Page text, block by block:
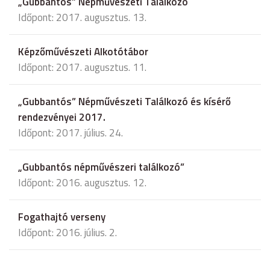
Időpont: 2017. augusztus. 13.
Képzőművészeti Alkotótábor
Időpont: 2017. augusztus. 11.
„Gubbantós” Népművészeti Találkozó és kísérő
rendezvényei 2017.
Időpont: 2017. július. 24.
„Gubbantós népművészeri találkozó”
Időpont: 2016. augusztus. 12.
Fogathajtó verseny
Időpont: 2016. július. 2.